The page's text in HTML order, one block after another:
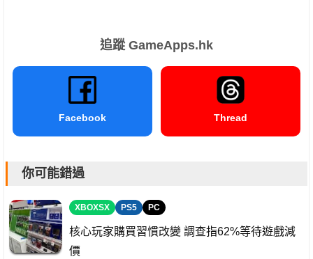
追蹤 GameApps.hk
Facebook Thread
你可能錯過
XBOXSX PS5 PC
核心玩家購買習慣改變 調查指62%等待遊戲減
價